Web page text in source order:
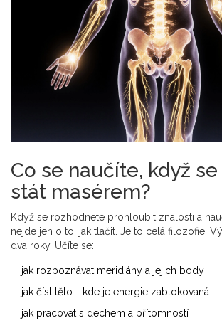
Co se naučíte, když
stát masérem?
Když se rozhodnete prohloubit znalosti a
nejde jen o to, jak tlačit. Je to celá filozofie.
dva roky. Učíte se:
jak rozpoznávat meridiány a jejich body
jak číst tělo - kde je energie zablokovaná
jak pracovat s dechem a přítomností